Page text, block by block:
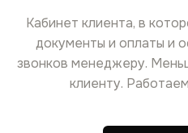
Кабинет клиента, в
документы и оплаты и
звонков менеджеру.
клиенту.